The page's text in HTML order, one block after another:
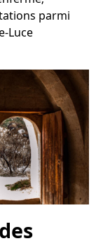
parmi
Luce